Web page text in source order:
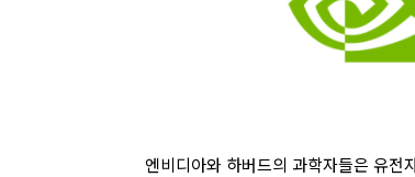
엔비디아와 하버드의 과학자들은 유전